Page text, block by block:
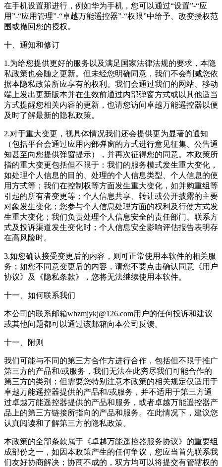
在手机设置那进行，例如华为手机，您可以通过“设置”-“应
用”-“应用管理”-“卓越万能遥控器”-“权限”中给予、改变授权范
围或撤回您的授权。
十、通知和修订
1.为给您提供更好的服务以及满足国家法律法规的要求，本隐
私政策也会随之更新。但未经您明确同意，我们不会削减您依
据本隐私政策所应享有的权利。我们会通过我们的网站、移动
端上发出更新版本并在生效前通过内部弹窗方式或以其他适当
方式提醒您相关内容的更新，也请您访问卓越万能遥控器以便
及时了解最新的隐私政策。
2.对于重大变更，视具体情况我们还会提供更为显著的通知
（包括平台会通过应用内部弹窗的方式进行意见征集、公告通
知甚至向您提供弹窗提示），并再次征得您的同意。本政策所
指的重大变更包括但不限于：我们的服务模式发生重大变化，
如处理个人信息的目的、处理的个人信息类型、个人信息的使
用方式等；我们在控制权等方面发生重大变化，如并购重组等
引起的所有者变更等；个人信息共享、转让或公开披露的主要
对象发生变化；您参与个人信息处理方面的权利及行使方式发
生重大变化；我们负责处理个人信息安全的责任部门、联系方
式及投诉渠道发生变化时；个人信息安全影响评估报告表明存
在高风险时。
3.如您确认接受变更后的内容，则可正常使用本软件的相关服
务；如您不同意变更后的内容，请您不要点击确认同意《用户
协议》及《隐私条款》，您将无法继续使用本软件。
十一、如何联系我们
本公司的联系邮箱whzmjykj@126.com用户的任何投诉和建议
或其他问题都可以通过该邮箱向本公司反馈。
十一、附则
我们可能与不同的第三方合作方进行合作，包括但不限于推广
第三方的产品和/或服务，我们无法在此穷尽我们可能合作的
第三方的类别；但需要您特别注意本政策的相关规定仅适用于
卓越万能遥控器提供的产品和/或服务，并不适用于第三方通
过卓越万能遥控器提供的产品和服务，或者卓越万能遥控器产
品上的第三方链接所指向的产品和服务。在此情况下，建议您
认真阅读和了解第三方的隐私政策。
本政策的全部条款属于《卓越万能遥控器服务协议》的重要组
成部份之一，如因本政策产生的任何争议，您应当首先联系我
们友好协商解决；协商不成的，双方均可以将提交有管辖权的